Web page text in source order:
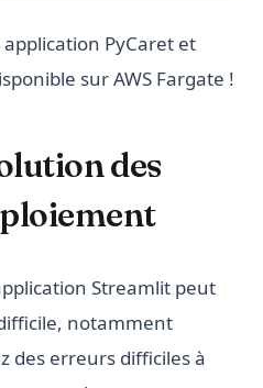
PyCaret et
sur AWS Fargate !
des
Streamlit peut
notamment
des erreurs difficiles à